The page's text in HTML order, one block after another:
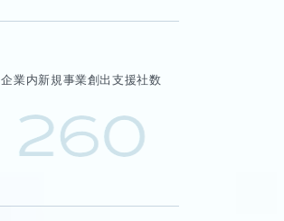
企業内新規事業創出支援社数
260